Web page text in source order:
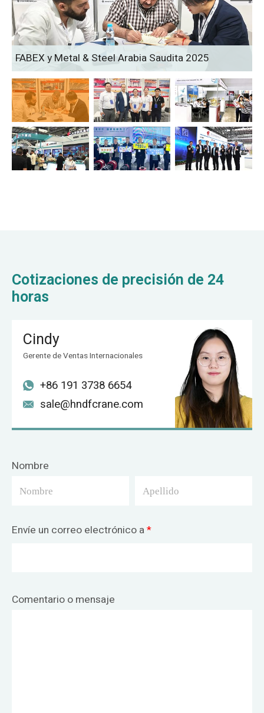
FABEX y Metal & Steel Arabia Saudita 2025
Cotizaciones de precisión de 24
horas
Cindy
Gerente de Ventas Internacionales
+86 191 3738 6654
sale@hndfcrane.com
Nombre
Envíe un correo electrónico a*
Comentario o mensaje